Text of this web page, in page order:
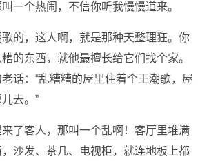
一个热闹，不信你听我慢慢道来。
的，这人啊，就是那种天整理狂。你
的东西，就他最擅长给它们找个家。
话：“乱糟糟的屋里住着个王潮歌，屋
去。”
了客人，那叫一个乱啊！客厅里堆满
沙发、茶几、电视柜，就连地板上都